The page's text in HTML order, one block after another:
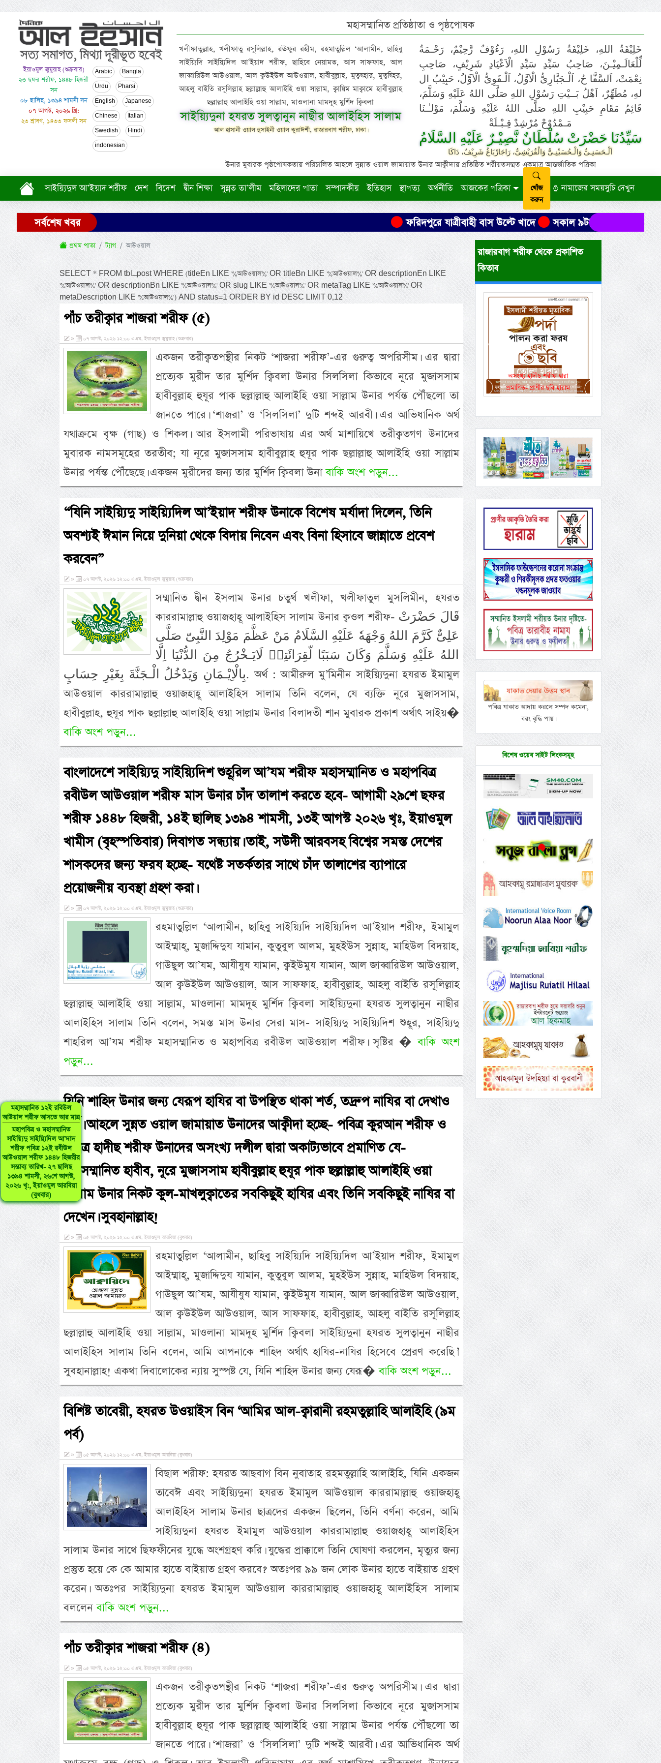
ইয়াওমুল জুমুয়াহ (শুক্রবার)
২৩ ছফর শরীফ, ১৪৪৮ হিজরী
সন
০৮ ছালিছ, ১৩৯৪ শামসী সন
০৭ আগস্ট, ২০২৬ খ্রি:
২৩ শ্রাবণ, ১৪৩৩ ফসলী সন
Arabic Bangla
Urdu Pharsi
English Japanese
Chinese Italian
Swedish Hindi
indonesian
মহাসম্মানিত প্রতিষ্ঠাতা ও পৃষ্ঠপোষক
খলীফাতুল্লাহ, খলীফাতু রসূলিল্লাহ, রঊফুর রহীম, রহমাতুল্লিল ‘আলামীন, ছাহিবু
সাইয়্যিদি সাইয়্যিদিল আ’ইয়াদ শরীফ, ছাহিবে নেয়ামত, আস সাফফাহ, আল
জাব্বারিউল আউওয়াল, আল ক্বউইউল আউওয়াল, হাবীবুল্লাহ, মুত্বহ্হার, মুত্বহ্হির,
আহলু বাইতি রসূলিল্লাহ ছল্লাল্লাহু আলাইহি ওয়া সাল্লাম, ক্বায়িম মাক্বামে হাবীবুল্লাহ
ছল্লাল্লাহু আলাইহি ওয়া সাল্লাম, মাওলানা মামদূহ মুর্শিদ ক্বিবলা
সাইয়্যিদুনা হযরত সুলত্বানুন নাছীর আলাইহিস সালাম
আল হাসানী ওয়াল হুসাইনী ওয়াল কুরাঈশী, রাজারবাগ শরীফ, ঢাকা।
خَلِيْفَةُ اللهِ، خَلِيْفَةُ رَسُوْلِ اللهِ، رَءُوْفٌ رَّحِيْمٌ، رَحْـمَةٌ
لِّلْعَالَـمِيْـنَ، صَاحِبُ سَيِّدِ سَيِّدِ الْاَعْيَادِ شَرِيْفٍ، صَاحِبِ
نِعْمَتْ، اَلسَّفَّا حُ، اَلْـجَبَّارِىُّ الْاَوَّلُ، اَلْـقَوِىُّ الْاَوَّلُ، حَبِيْبُ ال
لهِ، مُطَهِّرٌ، اَهْلُ بَــيْتِ رَسُوْلِ اللهِ صَلَّى اللهُ عَلَيْهِ وَسَلَّمَ،
قَائِمُ مَقَامِ حَبِيْبِ اللهِ صَلَّى اللهُ عَلَيْهِ وَسَلَّمَ، مَوْلـٰـنَا
مَـمْدُوْحْ مُرْشِدْ قِـبْـلَةْ
سَيِّدُنَا حَضْرَتْ سُلْطَانٌ نَّصِيْـرٌ عَلَيْهِ السَّلَامُ
اَلْـحَسَنِـىُّ وَالْـحُسَيْنِـىُّ وَالْقُرَيْشِىُّ، رَاجَارْبَاغُ شَرِيْفٌ، دَاكَا
উনার মুবারক পৃষ্ঠপোষকতায় পরিচালিত আহলে সুন্নাত ওয়াল জামায়াত উনার আক্বীদায় প্রতিষ্ঠিত শরীয়তসম্মত একমাত্র আন্তর্জাতিক পত্রিকা
সাইয়্যিদুল আ’ইয়াদ শরীফ দেশ বিদেশ দ্বীন শিক্ষা সুন্নত তা’লীম মহিলাদের পাতা সম্পাদকীয় ইতিহাস স্থাপত্য অর্থনীতি আজকের পত্রিকা
খোঁজ
করুন
নামাজের সময়সুচি দেখুন
সর্বশেষ খবর ফরিদপুরে যাত্রীবাহী বাস উল্টে খাদে সকাল ৯টার মধ্যে যেসব জেলায় ৬০
মহাসম্মানিত ১২ই রবিউল
আউয়াল শরীফ আসতে আর মাত্র
মহাপবিত্র ও মহাসম্মানিত
সাইয়্যিদু সাইয়্যিদিল আ’দাদ
শরীফ পবিত্র ১২ই রবীউল
আউওয়াল শরীফ ১৪৪৮ হিজরীর
সম্ভাব্য তারিখ- ২৭ ছালিছ
১৩৯৪ শামসী, ২৬শে আগস্ট,
২০২৬ খৃ:, ইয়াওমুল আরবিয়া
(বুধবার)
প্রথম পাতা ট্যাগ আউওয়াল
SELECT * FROM tbl_post WHERE (titleEn LIKE '%আউওয়াল%' OR titleBn LIKE '%আউওয়াল%' OR descriptionEn LIKE
'%আউওয়াল%' OR descriptionBn LIKE '%আউওয়াল%' OR slug LIKE '%আউওয়াল%' OR metaTag LIKE '%আউওয়াল%' OR
metaDescription LIKE '%আউওয়াল%') AND status=1 ORDER BY id DESC LIMIT 0,12
পাঁচ তরীক্বার শাজরা শরীফ (৫)
» ০৭ আগস্ট, ২০২৬ ১২:০০ এএম, ইয়াওমুল জুমুয়াহ (শুক্রবার)
একজন তরীক্বতপন্থীর নিকট ‘শাজরা শরীফ’-এর গুরুত্ব অপরিসীম। এর দ্বারা
প্রত্যেক মুরীদ তার মুর্শিদ ক্বিবলা উনার সিলসিলা কিভাবে নূরে মুজাসসাম
হাবীবুল্লাহ হুযূর পাক ছল্লাল্লাহু আলাইহি ওয়া সাল্লাম উনার পর্যন্ত পৌঁছলো তা
জানতে পারে। ‘শাজরা’ ও ‘সিলসিলা’ দুটি শব্দই আরবী। এর আভিধানিক অর্থ
যথাক্রমে বৃক্ষ (গাছ) ও শিকল। আর ইসলামী পরিভাষায় এর অর্থ মাশায়িখে তরীক্বতগণ উনাদের
মুবারক নামসমূহের তরতীব; যা নূরে মুজাসসাম হাবীবুল্লাহ হুযূর পাক ছল্লাল্লাহু আলাইহি ওয়া সাল্লাম
উনার পর্যন্ত পৌঁছেছে। একজন মুরীদের জন্য তার মুর্শিদ ক্বিবলা উনাবাকি অংশ পড়ুন...
“যিনি সাইয়্যিদু সাইয়্যিদিল আ’ইয়াদ শরীফ উনাকে বিশেষ মর্যাদা দিলেন, তিনি
অবশ্যই ঈমান নিয়ে দুনিয়া থেকে বিদায় নিবেন এবং বিনা হিসাবে জান্নাতে প্রবেশ
করবেন”
» ০৭ আগস্ট, ২০২৬ ১২:০০ এএম, ইয়াওমুল জুমুয়াহ (শুক্রবার)
সম্মানিত দ্বীন ইসলাম উনার চতুর্থ খলীফা, খলীফাতুল মুসলিমীন, হযরত
কাররামাল্লাহু ওয়াজহাহূ আলাইহিস সালাম উনার ক্বওল শরীফ- قَالَ حَضْرَتْ
عَلِىٌّ كَرَّمَ اللهُ وَجْهَهٗ عَلَيْهِ السَّلَامُ مَنْ عَظَّمَ مَوْلِدَ النَّبِىّ صَلَّى
اللهُ عَلَيْهِ وَسَلَّمَ وَكَانَ سَبَبًا لّقِرَائَتِهٖ لَايَـخْرُجُ مِنَ الدُّنْيَا اِلَّا
بِالْاِيْـمَانِ وَيَدْخُلُ الْـجَنَّةَ بِغَيْرِ حِسَابٍ. অর্থ : আমীরুল মু’মিনীন সাইয়্যিদুনা হযরত ইমামুল
আউওয়াল কাররামাল্লাহু ওয়াজহাহূ আলাইহিস সালাম তিনি বলেন, যে ব্যক্তি নূরে মুজাসসাম,
হাবীবুল্লাহ, হুযূর পাক ছল্লাল্লাহু আলাইহি ওয়া সাল্লাম উনার বিলাদতী শান মুবারক প্রকাশ অর্থাৎ সাইয়�
বাকি অংশ পড়ুন...
বাংলাদেশে সাইয়্যিদু সাইয়্যিদিশ শুহূরিল আ’যম শরীফ মহাসম্মানিত ও মহাপবিত্র
রবীউল আউওয়াল শরীফ মাস উনার চাঁদ তালাশ করতে হবে- আগামী ২৯শে ছফর
শরীফ ১৪৪৮ হিজরী, ১৪ই ছালিছ ১৩৯৪ শামসী, ১৩ই আগস্ট ২০২৬ খৃঃ, ইয়াওমুল
খামীস (বৃহস্পতিবার) দিবাগত সন্ধ্যায়। তাই, সউদী আরবসহ বিশ্বের সমস্ত দেশের
শাসকদের জন্য ফরয হচ্ছে- যথেষ্ট সতর্কতার সাথে চাঁদ তালাশের ব্যাপারে
প্রয়োজনীয় ব্যবস্থা গ্রহণ করা।
» ০৭ আগস্ট, ২০২৬ ১২:০০ এএম, ইয়াওমুল জুমুয়াহ (শুক্রবার)
রহমাতুল্লিল ‘আলামীন, ছাহিবু সাইয়্যিদি সাইয়্যিদিল আ’ইয়াদ শরীফ, ইমামুল
আইম্মাহ্, মুজাদ্দিদুয যামান, কুতুবুল আলম, মুহইউস সুন্নাহ, মাহিউল বিদয়াহ,
গাউছুল আ’যম, আযীযুয যামান, ক্বইউমুয যামান, আল জাব্বারিউল আউওয়াল,
আল ক্বউইউল আউওয়াল, আস সাফফাহ, হাবীবুল্লাহ, আহলু বাইতি রসূলিল্লাহ
ছল্লাল্লাহু আলাইহি ওয়া সাল্লাম, মাওলানা মামদূহ মুর্শিদ ক্বিবলা সাইয়্যিদুনা হযরত সুলত্বানুন নাছীর
আলাইহিস সালাম তিনি বলেন, সমস্ত মাস উনার সেরা মাস- সাইয়্যিদু সাইয়্যিদিশ শুহূর, সাইয়্যিদু
শাহরিল আ’যম শরীফ মহাসম্মানিত ও মহাপবিত্র রবীউল আউওয়াল শরীফ। সৃষ্টির �বাকি অংশ
পড়ুন...
যিনি শাহিদ উনার জন্য যেরূপ হাযির বা উপস্থিত থাকা শর্ত, তদ্রুপ নাযির বা দেখাও
শর্ত। আহলে সুন্নত ওয়াল জামায়াত উনাদের আক্বীদা হচ্ছে- পবিত্র কুরআন শরীফ ও
পবিত্র হাদীছ শরীফ উনাদের অসংখ্য দলীল দ্বারা অকাট্যভাবে প্রমাণিত যে-
মহাসম্মানিত হাবীব, নূরে মুজাসসাম হাবীবুল্লাহ হুযূর পাক ছল্লাল্লাহু আলাইহি ওয়া
সাল্লাম উনার নিকট কুল-মাখলুক্বাতের সবকিছুই হাযির এবং তিনি সবকিছুই নাযির বা
দেখেন। সুবহানাল্লাহ!
» ০৫ আগস্ট, ২০২৬ ১২:০০ এএম, ইয়াওমুল আরবিয়া (বুধবার)
রহমাতুল্লিল ‘আলামীন, ছাহিবু সাইয়্যিদি সাইয়্যিদিল আ’ইয়াদ শরীফ, ইমামুল
আইম্মাহ্, মুজাদ্দিদুয যামান, কুতুবুল আলম, মুহইউস সুন্নাহ, মাহিউল বিদয়াহ,
গাউছুল আ’যম, আযীযুয যামান, ক্বইউমুয যামান, আল জাব্বারিউল আউওয়াল,
আল ক্বউইউল আউওয়াল, আস সাফফাহ, হাবীবুল্লাহ, আহলু বাইতি রসূলিল্লাহ
ছল্লাল্লাহু আলাইহি ওয়া সাল্লাম, মাওলানা মামদূহ মুর্শিদ ক্বিবলা সাইয়্যিদুনা হযরত সুলত্বানুন নাছীর
আলাইহিস সালাম তিনি বলেন, আমি আপনাকে শাহিদ অর্থাৎ হাযির-নাযির হিসেবে প্রেরণ করেছি।’
সুবহানাল্লাহ! একথা দিবালোকের ন্যায় সুস্পষ্ট যে, যিনি শাহিদ উনার জন্য যেরূ�বাকি অংশ পড়ুন...
বিশিষ্ট তাবেয়ী, হযরত উওয়াইস বিন ‘আমির আল-ক্বারানী রহমতুল্লাহি আলাইহি (৯ম
পর্ব)
» ০৫ আগস্ট, ২০২৬ ১২:০০ এএম, ইয়াওমুল আরবিয়া (বুধবার)
বিছাল শরীফ: হযরত আছবাগ বিন নুবাতাহ রহমতুল্লাহি আলাইহি, যিনি একজন
তাবেঈ এবং সাইয়্যিদুনা হযরত ইমামুল আউওয়াল কাররামাল্লাহু ওয়াজহাহূ
আলাইহিস সালাম উনার ছাত্রদের একজন ছিলেন, তিনি বর্ণনা করেন, আমি
সাইয়্যিদুনা হযরত ইমামুল আউওয়াল কাররামাল্লাহু ওয়াজহাহূ আলাইহিস
সালাম উনার সাথে ছিফফীনের যুদ্ধে অংশগ্রহণ করি। যুদ্ধের প্রাক্কালে তিনি ঘোষণা করলেন, মৃত্যুর জন্য
প্রস্তুত হয়ে কে কে আমার হাতে বাইয়াত গ্রহণ করবে? অতঃপর ৯৯ জন লোক উনার হাতে বাইয়াত গ্রহণ
করেন। অতঃপর সাইয়্যিদুনা হযরত ইমামুল আউওয়াল কাররামাল্লাহু ওয়াজহাহূ আলাইহিস সালাম
বললেনবাকি অংশ পড়ুন...
পাঁচ তরীক্বার শাজরা শরীফ (৪)
» ০৫ আগস্ট, ২০২৬ ১২:০০ এএম, ইয়াওমুল আরবিয়া (বুধবার)
একজন তরীক্বতপন্থীর নিকট ‘শাজরা শরীফ’-এর গুরুত্ব অপরিসীম। এর দ্বারা
প্রত্যেক মুরীদ তার মুর্শিদ ক্বিবলা উনার সিলসিলা কিভাবে নূরে মুজাসসাম
হাবীবুল্লাহ হুযূর পাক ছল্লাল্লাহু আলাইহি ওয়া সাল্লাম উনার পর্যন্ত পৌঁছলো তা
জানতে পারে। ‘শাজরা’ ও ‘সিলসিলা’ দুটি শব্দই আরবী। এর আভিধানিক অর্থ
রাজারবাগ শরীফ থেকে প্রকাশিত
কিতাব
একই রানওয়েতে সামরিক-
বেসামরিক ফ্লাইট!
পবিত্র যাকাত আদায় করলে সম্পদ কমেনা,
বরং বৃদ্ধি পায়।
বিশেষ ওয়েব সাইট লিংকসমূহ